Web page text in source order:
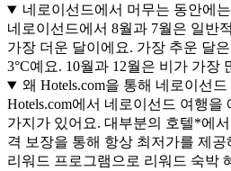
네로이선드에서 머무는 동안에
네로이선드에서 8월과 7월은 일반
가장 더운 달이에요. 가장 추운 달
3°C예요. 10월과 12월은 비가 가장
왜 Hotels.com을 통해 네로이선
Hotels.com에서 네로이선드 여행을
가지가 있어요. 대부분의 호텔*에
격 보장을 통해 항상 최저가를 제
리워드 프로그램으로 리워드 숙박